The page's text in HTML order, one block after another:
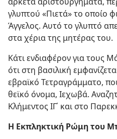
γλυπτού «Πιετά» το οποίο
Άγγελος. Αυτό το γλυπτό
στα χέρια της μητέρας του.
Κάτι ενδιαφέρον για τους
ότι στη βασιλική
εβραϊκό Τετραγράμματο,
θεϊκό όνομα, Ιεχωβά.
Κλήμεντος ΙΓ΄ και στο
Η Εκπληκτική Ρώμη του